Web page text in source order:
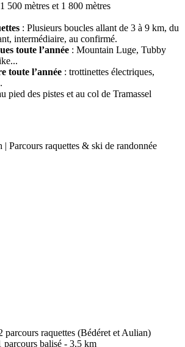
500 mètres et 1 800 mètres
: Plusieurs boucles allant de 3 à 9 km, du
intermédiaire, au confirmé.
toute l’année : Mountain Luge, Tubby
toute l’année : trottinettes électriques,
pied des pistes et au col de Tramassel
Parcours raquettes & ski de randonnée
parcours raquettes (Bédéret et Aulian)
parcours balisé - 3,5 km